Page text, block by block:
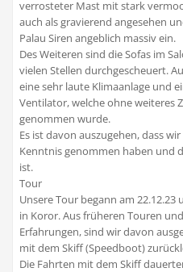
verrosteter Mast mit stark
auch als gravierend angesehen
Palau Siren angeblich massiv ein.
Des Weiteren sind die Sofas im
vielen Stellen durchgescheuert.
eine sehr laute Klimaanlage und
Ventilator, welche ohne weiteres
genommen wurde.
Es ist davon auszugehen, dass
Kenntnis genommen haben und
ist.
Tour
Unsere Tour begann am 22.12.23
in Koror. Aus früheren Touren
Erfahrungen, sind wir davon
mit dem Skiff (Speedboot)
Die Fahrten mit dem Skiff